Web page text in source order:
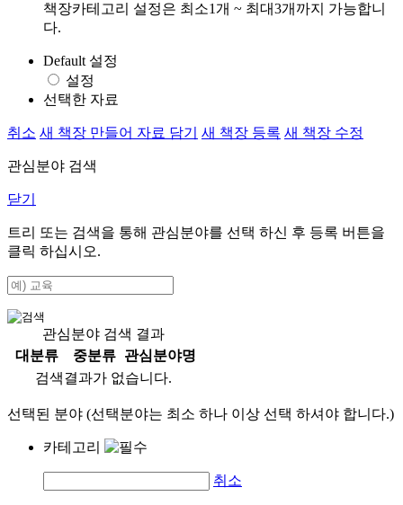
책장카테고리 설정은 최소1개 ~ 최대3개까지 가능합니
다.
Default 설정
설정
선택한 자료
취소 새 책장 만들어 자료 담기 새 책장 등록 새 책장 수정
관심분야 검색
닫기
트리 또는 검색을 통해 관심분야를 선택 하신 후 등록 버튼을
클릭 하십시오.
관심분야 검색 결과
대분류
중분류
관심분야명
검색결과가 없습니다.
선택된 분야 (선택분야는 최소 하나 이상 선택 하셔야 합니다.)
카테고리
취소